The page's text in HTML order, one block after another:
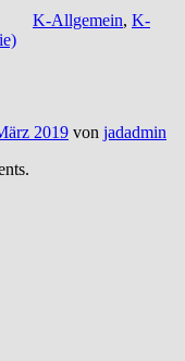
K-Allgemein, K-
2019 von jadadmin